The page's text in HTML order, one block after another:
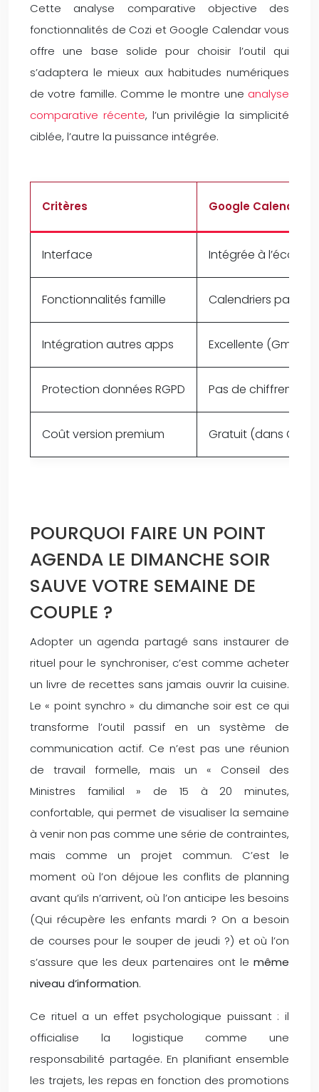
Cette analyse comparative objective des
fonctionnalités de Cozi et Google Calendar vous
offre une base solide pour choisir l’outil qui
s’adaptera le mieux aux habitudes numériques
de votre famille. Comme le montre une analyse
comparative récente, l’un privilégie la simplicité
ciblée, l’autre la puissance intégrée.
Critères Google Calendar
Interface Intégrée à
Fonctionnalités famille Calendriers
Intégration autres apps Excellente (Gmail,
Protection données RGPD Pas de
Coût version premium Gratuit (dans
POURQUOI FAIRE UN POINT
AGENDA LE DIMANCHE SOIR
SAUVE VOTRE SEMAINE DE
COUPLE ?
Adopter un agenda partagé sans instaurer de
rituel pour le synchroniser, c’est comme acheter
un livre de recettes sans jamais ouvrir la cuisine.
Le « point synchro » du dimanche soir est ce qui
transforme l’outil passif en un système de
communication actif. Ce n’est pas une réunion
de travail formelle, mais un « Conseil des
Ministres familial » de 15 à 20 minutes,
confortable, qui permet de visualiser la semaine
à venir non pas comme une série de contraintes,
mais comme un projet commun. C’est le
moment où l’on déjoue les conflits de planning
avant qu’ils n’arrivent, où l’on anticipe les besoins
(Qui récupère les enfants mardi ? On a besoin
de courses pour le souper de jeudi ?) et où l’on
s’assure que les deux partenaires ont le même
niveau d’information.
Ce rituel a un effet psychologique puissant : il
officialise la logistique comme une
responsabilité partagée. En planifiant ensemble
les trajets, les repas en fonction des promotions